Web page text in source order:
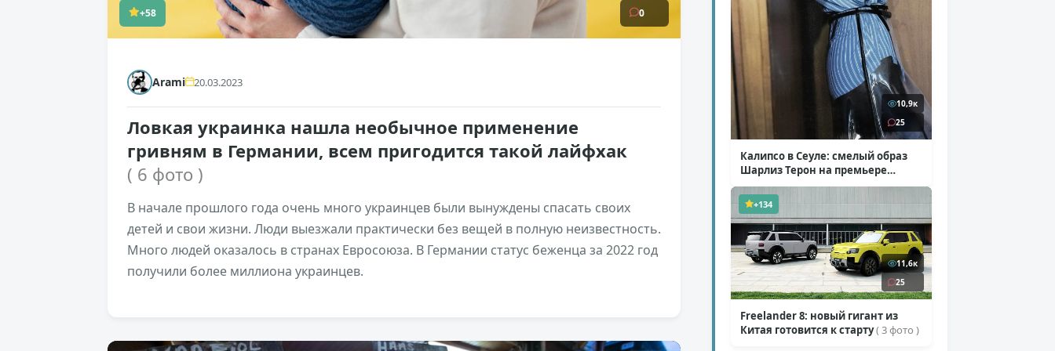
+58 0
Arami 20.03.2023
Ловкая украинка нашла необычное применение
гривням в Германии, всем пригодится такой лайфхак
( 6 фото )
В начале прошлого года очень много украинцев были вынуждены спасать своих
детей и свои жизни. Люди выезжали практически без вещей в полную неизвестность.
Много людей оказалось в странах Евросоюза. В Германии статус беженца за 2022 год
получили более миллиона украинцев.
10,9к
25
Калипсо в Сеуле: смелый образ
Шарлиз Терон на премьере
«Одиссеи»( 6 фото )
+134
11,6к
25
Freelander 8: новый гигант из
Китая готовится к старту( 3 фото )